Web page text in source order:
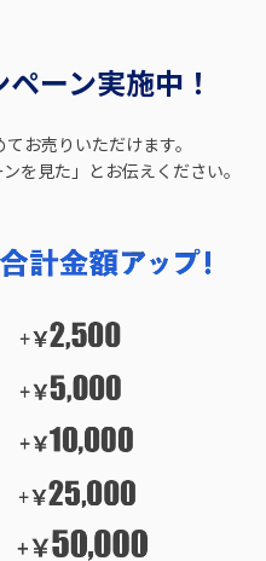
ーン実施中！
お売りいただけます。
を見た」とお伝えください。